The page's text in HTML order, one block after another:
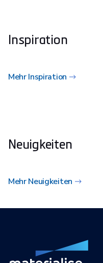
Inspiration
Mehr Inspiration
Neuigkeiten
Mehr Neuigkeiten